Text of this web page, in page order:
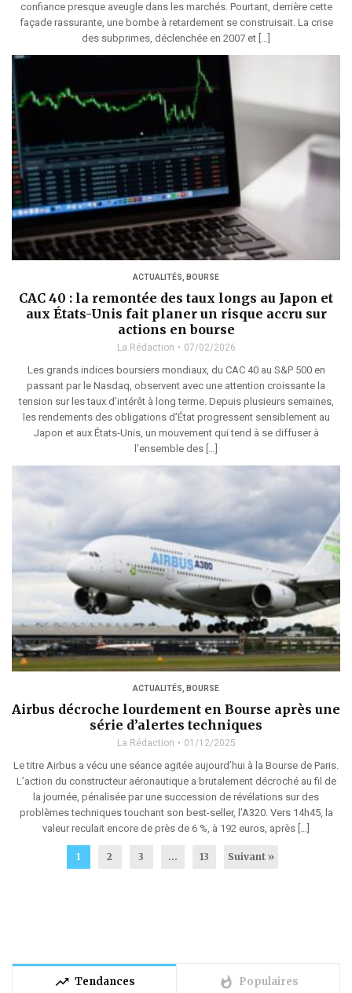
confiance presque aveugle dans les marchés. Pourtant, derrière cette
façade rassurante, une bombe à retardement se construisait. La crise
des subprimes, déclenchée en 2007 et […]
ACTUALITÉS, BOURSE
CAC 40 : la remontée des taux longs au Japon et
aux États-Unis fait planer un risque accru sur
actions en bourse
La Rédaction 07/02/2026
Les grands indices boursiers mondiaux, du CAC 40 au S&P 500 en
passant par le Nasdaq, observent avec une attention croissante la
tension sur les taux d’intérêt à long terme. Depuis plusieurs semaines,
les rendements des obligations d’État progressent sensiblement au
Japon et aux États-Unis, un mouvement qui tend à se diffuser à
l’ensemble des […]
ACTUALITÉS BOURSE
Airbus décroche lourdement en Bourse après une
série d’alertes techniques
La Rédaction 01/12/2025
Le titre Airbus a vécu une séance agitée aujourd’hui à la Bourse de Paris.
L’action du constructeur aéronautique a brutalement décroché au fil de
la journée, pénalisée par une succession de révélations sur des
problèmes techniques touchant son best-seller, l’A320. Vers 14h45, la
valeur reculait encore de près de 6 %, à 192 euros, après […]
1 2 3 … 13 Suivant »
trending_up Tendances whatshot Populaires